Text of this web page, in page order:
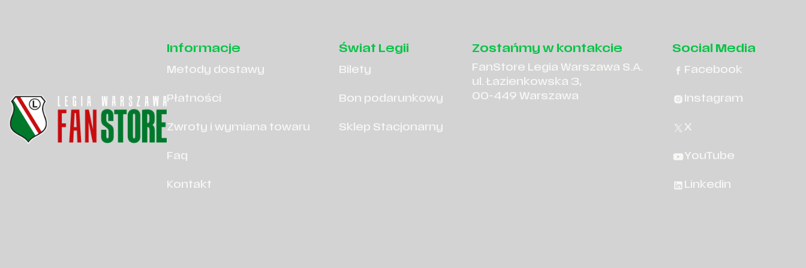
Informacje
Metody dostawy
Płatności
Zwroty i wymiana towaru
Faq
Kontakt
Świat Legii
Bilety
Bon podarunkowy
Sklep Stacjonarny
Zostańmy w kontakcie
FanStore Legia Warszawa S.A.
ul. Łazienkowska 3,
00-449 Warszawa
Social Media
Facebook
Instagram
X
YouTube
Linkedin